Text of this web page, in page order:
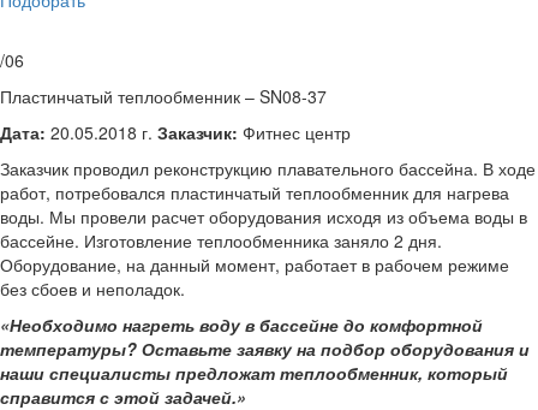
/06
Пластинчатый теплообменник – SN08-37
Дата: 20.05.2018 г. Заказчик: Фитнес центр
Заказчик проводил реконструкцию плавательного бассейна. В ходе
работ, потребовался пластинчатый теплообменник для нагрева
воды. Мы провели расчет оборудования исходя из объема воды в
бассейне. Изготовление теплообменника заняло 2 дня.
Оборудование, на данный момент, работает в рабочем режиме
без сбоев и неполадок.
«Необходимо нагреть воду в бассейне до комфортной
температуры? Оставьте заявку на подбор оборудования и
наши специалисты предложат теплообменник, который
справится с этой задачей.»